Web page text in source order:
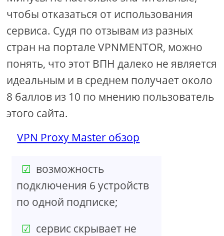
чтобы отказаться от использования
сервиса. Судя по отзывам из разных
стран на портале VPNMENTOR, можно
понять, что этот ВПН далеко не является
идеальным и в среднем получает около
8 баллов из 10 по мнению пользователь
этого сайта.
VPN Proxy Master обзор
возможность
подключения 6 устройств
по одной подписке;
сервис скрывает не